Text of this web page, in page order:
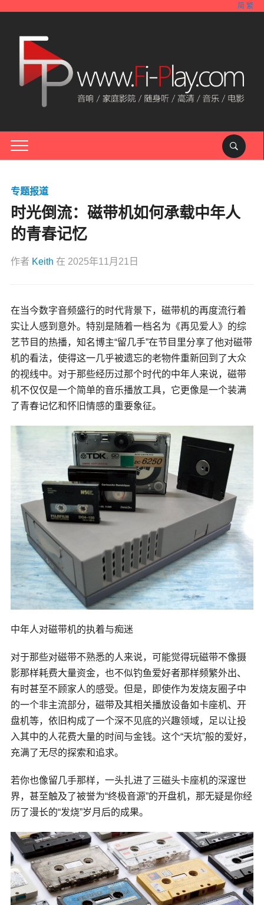
简 繁
专题报道
时光倒流：磁带机如何承载中年人
的青春记忆
作者 Keith 在 2025年11月21日
在当今数字音频盛行的时代背景下，磁带机的再度流行着
实让人感到意外。特别是随着一档名为《再见爱人》的综
艺节目的热播，知名博主“留几手”在节目里分享了他对磁带
机的看法，使得这一几乎被遗忘的老物件重新回到了大众
的视线中。对于那些经历过那个时代的中年人来说，磁带
机不仅仅是一个简单的音乐播放工具，它更像是一个装满
了青春记忆和怀旧情感的重要象征。
中年人对磁带机的执着与痴迷
对于那些对磁带不熟悉的人来说，可能觉得玩磁带不像摄
影那样耗费大量资金，也不似钓鱼爱好者那样频繁外出、
有时甚至不顾家人的感受。但是，即使作为发烧友圈子中
的一个非主流部分，磁带及其相关播放设备如卡座机、 开
盘机等，依旧构成了一个深不见底的兴趣领域，足以让投
入其中的人花费大量的时间与金钱。这个“天坑”般的爱好，
充满了无尽的探索和追求。
若你也像留几手那样，一头扎进了三磁头卡座机的深邃世
界，甚至触及了被誉为“终极音源”的开盘机，那无疑是你经
历了漫长的“发烧”岁月后的成果。